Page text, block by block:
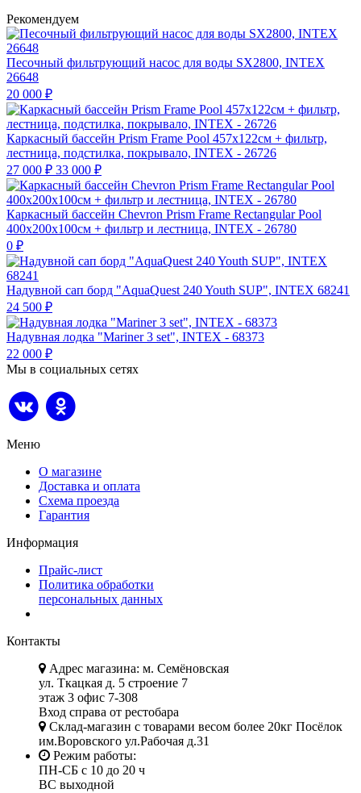
Рекомендуем
Песочный фильтрующий насос для воды SX2800, INTEX
26648
20 000 ₽
Каркасный бассейн Prism Frame Pool 457х122см + фильтр,
лестница, подстилка, покрывало, INTEX - 26726
27 000 ₽ 33 000 ₽
Каркасный бассейн Chevron Prism Frame Rectangular Pool
400х200х100см + фильтр и лестница, INTEX - 26780
0 ₽
Надувной сап борд "AquaQuest 240 Youth SUP", INTEX 68241
24 500 ₽
Надувная лодка "Mariner 3 set", INTEX - 68373
22 000 ₽
Мы в социальных сетях
Меню
О магазине
Доставка и оплата
Схема проезда
Гарантия
Информация
Прайс-лист
Политика обработки
персональных данных
Контакты
Адрес магазина: м. Семёновская
ул. Ткацкая д. 5 строение 7
этаж 3 офис 7-308
Вход справа от рестобара
Склад-магазин с товарами весом более 20кг Посёлок
им.Воровского ул.Рабочая д.31
Режим работы:
ПН-СБ с 10 до 20 ч
ВС выходной